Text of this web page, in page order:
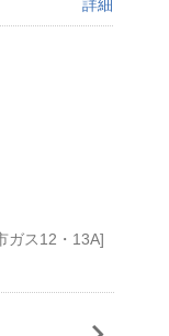
詳細
ガス12・13A]